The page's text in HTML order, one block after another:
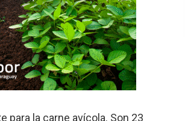
para la carne avícola. Son 23